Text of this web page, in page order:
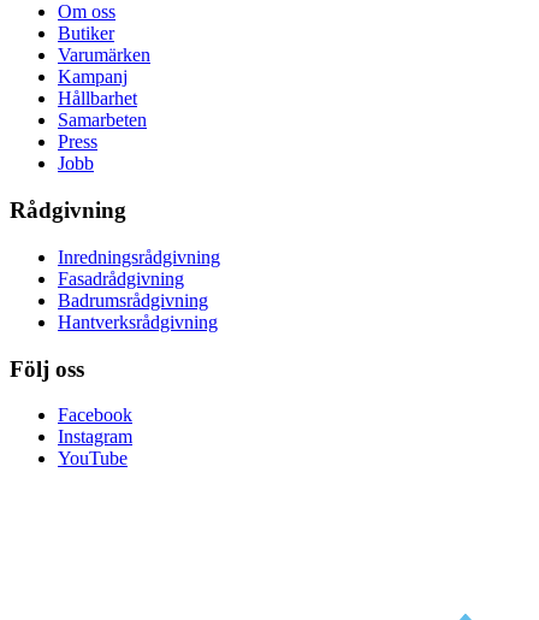
Om oss
Butiker
Varumärken
Kampanj
Hållbarhet
Samarbeten
Press
Jobb
Rådgivning
Inredningsrådgivning
Fasadrådgivning
Badrumsrådgivning
Hantverksrådgivning
Följ oss
Facebook
Instagram
YouTube